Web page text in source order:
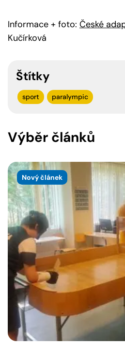
Informace + foto: České
Kučírková
Štítky
sport paralympic
Výběr článků
Nový článek